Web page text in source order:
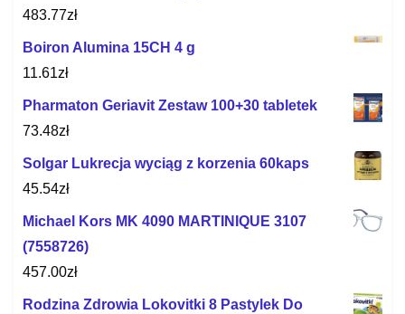
483.77zł
Boiron Alumina 15CH 4 g
11.61zł
Pharmaton Geriavit Zestaw 100+30 tabletek
73.48zł
Solgar Lukrecja wyciąg z korzenia 60kaps
45.54zł
Michael Kors MK 4090 MARTINIQUE 3107
(7558726)
457.00zł
Rodzina Zdrowia Lokovitki 8 Pastylek Do